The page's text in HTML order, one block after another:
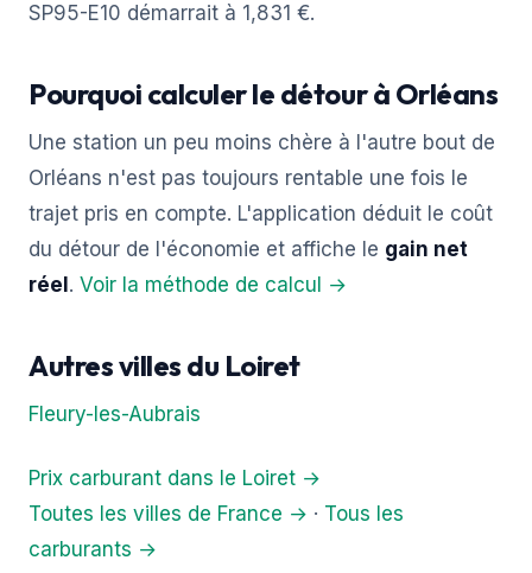
SP95-E10 démarrait à 1,831 €.
Pourquoi calculer le détour à Orléans
Une station un peu moins chère à l'autre bout de
Orléans n'est pas toujours rentable une fois le
trajet pris en compte. L'application déduit le coût
du détour de l'économie et affiche le gain net
réel . Voir la méthode de calcul →
Autres villes du Loiret
Fleury-les-Aubrais
Prix carburant dans le Loiret →
Toutes les villes de France → · Tous les
carburants →